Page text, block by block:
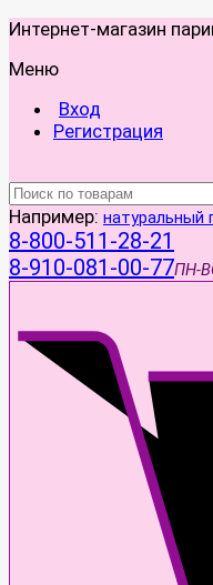
Интернет-магазин
Меню
Вход
Регистрация
Например: натуральный
8-800-511-28-21
8-910-081-00-77ПН-